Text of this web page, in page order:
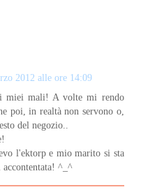
2012 alle ore 14:09
miei mali! A volte mi rendo
poi, in realtà non servono o,
del negozio..
l'ektorp e mio marito si sta
accontentata! ^_^